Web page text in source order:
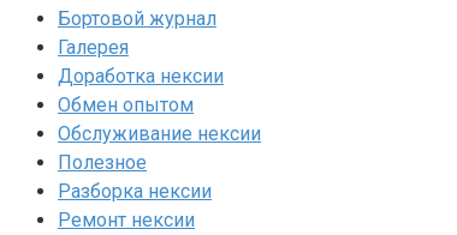
Бортовой журнал
Галерея
Доработка нексии
Обмен опытом
Обслуживание нексии
Полезное
Разборка нексии
Ремонт нексии